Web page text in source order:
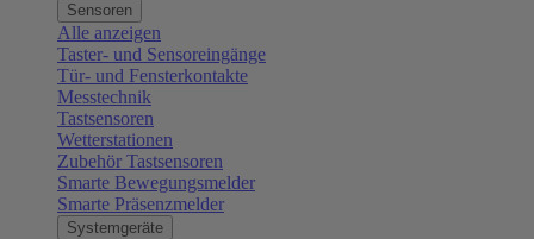
Sensoren
Alle anzeigen
Taster- und Sensoreingänge
Tür- und Fensterkontakte
Messtechnik
Tastsensoren
Wetterstationen
Zubehör Tastsensoren
Smarte Bewegungsmelder
Smarte Präsenzmelder
Systemgeräte